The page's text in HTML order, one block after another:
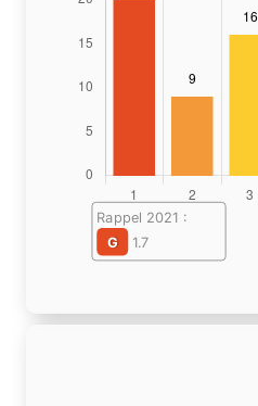
Rappel 2021 :
G
1.7